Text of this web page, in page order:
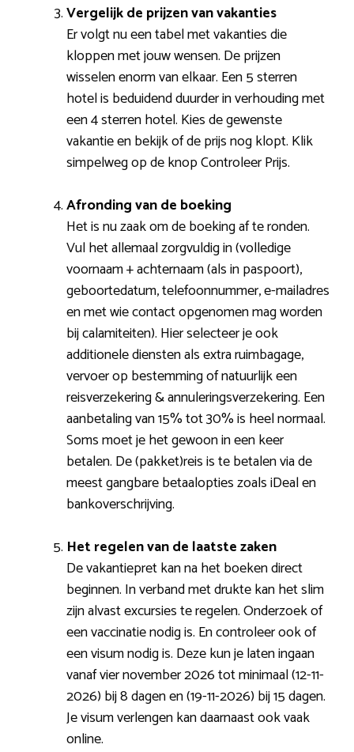
Vergelijk de prijzen van vakanties
Er volgt nu een tabel met vakanties die
kloppen met jouw wensen. De prijzen
wisselen enorm van elkaar. Een 5 sterren
hotel is beduidend duurder in verhouding met
een 4 sterren hotel. Kies de gewenste
vakantie en bekijk of de prijs nog klopt. Klik
simpelweg op de knop Controleer Prijs.
Afronding van de boeking
Het is nu zaak om de boeking af te ronden.
Vul het allemaal zorgvuldig in (volledige
voornaam + achternaam (als in paspoort),
geboortedatum, telefoonnummer, e-mailadres
en met wie contact opgenomen mag worden
bij calamiteiten). Hier selecteer je ook
additionele diensten als extra ruimbagage,
vervoer op bestemming of natuurlijk een
reisverzekering & annuleringsverzekering. Een
aanbetaling van 15% tot 30% is heel normaal.
Soms moet je het gewoon in een keer
betalen. De (pakket)reis is te betalen via de
meest gangbare betaalopties zoals iDeal en
bankoverschrijving.
Het regelen van de laatste zaken
De vakantiepret kan na het boeken direct
beginnen. In verband met drukte kan het slim
zijn alvast excursies te regelen. Onderzoek of
een vaccinatie nodig is. En controleer ook of
een visum nodig is. Deze kun je laten ingaan
vanaf vier november 2026 tot minimaal (12-11-
2026) bij 8 dagen en (19-11-2026) bij 15 dagen.
Je visum verlengen kan daarnaast ook vaak
online.